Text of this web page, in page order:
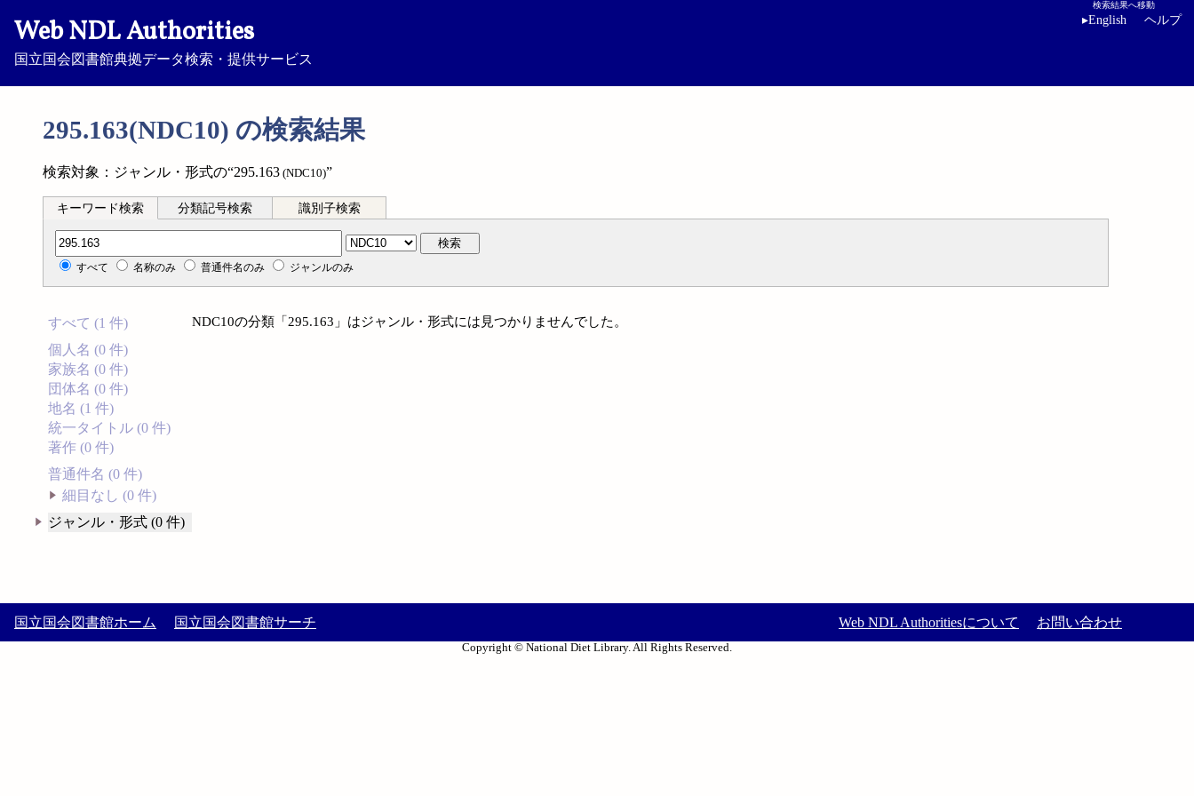
Web NDL Authorities
国立国会図書館典拠データ検索・提供サービス
検索結果へ移動
▸English ヘルプ
295.163(NDC10) の検索結果
検索対象：ジャンル・形式の“295.163 (NDC10)”
キーワード検索 分類記号検索 識別子検索
分類記号検索 検索
すべて 名称のみ 普通件名のみ ジャンルのみ
すべて (1 件)
個人名 (0 件)
家族名 (0 件)
団体名 (0 件)
地名 (1 件)
統一タイトル (0 件)
著作 (0 件)
普通件名 (0 件)
細目なし (0 件)
ジャンル・形式 (0 件)
NDC10の分類「295.163」はジャンル・形式には見つかりませんでした。
国立国会図書館ホーム 国立国会図書館サーチ Web NDL Authoritiesについて お問い合わせ
Copyright © National Diet Library. All Rights Reserved.